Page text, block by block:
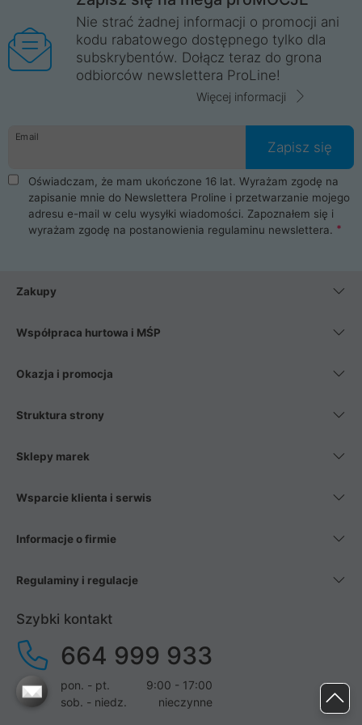
Nie strać żadnej informacji o promocji ani
kodu rabatowego dostępnego tylko dla
subskrybentów. Dołącz teraz do grona
odbiorców newslettera ProLine!
Więcej informacji
Email
Zapisz się
Oświadczam, że mam ukończone 16 lat. Wyrażam zgodę na
zapisanie mnie do Newslettera Proline i przetwarzanie mojego
adresu e-mail w celu wysyłki wiadomości. Zapoznałem się i
wyrażam zgodę na postanowienia regulaminu newslettera.
Zakupy
Współpraca hurtowa i MŚP
Okazja i promocja
Struktura strony
Sklepy marek
Wsparcie klienta i serwis
Informacje o firmie
Regulaminy i regulacje
Szybki kontakt
664 999 933
pon. - pt.
9:00 - 17:00
sob. - niedz.
nieczynne